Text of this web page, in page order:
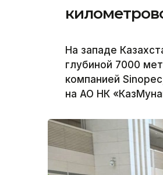
На западе
глубиной 7000
компанией
на АО НК